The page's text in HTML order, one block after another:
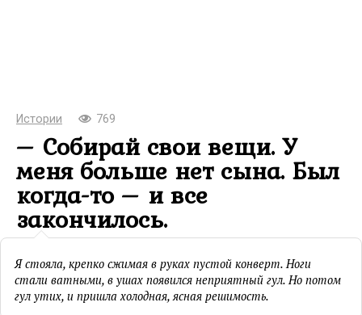
Истории 769
– Собирай свои вещи. У
меня больше нет сына. Был
когда-то – и все
закончилось.
Я стояла, крепко сжимая в руках пустой конверт. Ноги
стали ватными, в ушах появился неприятный гул. Но потом
гул утих, и пришла холодная, ясная решимость.